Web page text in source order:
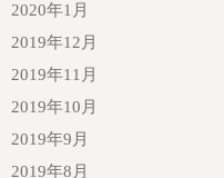
2020年1月
2019年12月
2019年11月
2019年10月
2019年9月
2019年8月